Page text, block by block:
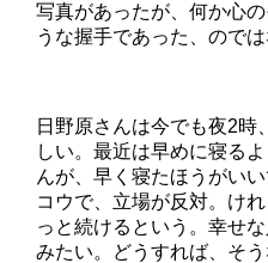
写真があったが、何か心
うな握手であった、のでは
日野原さんは今でも夜2時
しい。最近は早めに寝る
んが、早く寝たほうがい
コウで、立場が反対。け
っと続けるという。幸せ
みたい。どうすれば、そう